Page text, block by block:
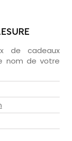
de cadeaux
nom de votre